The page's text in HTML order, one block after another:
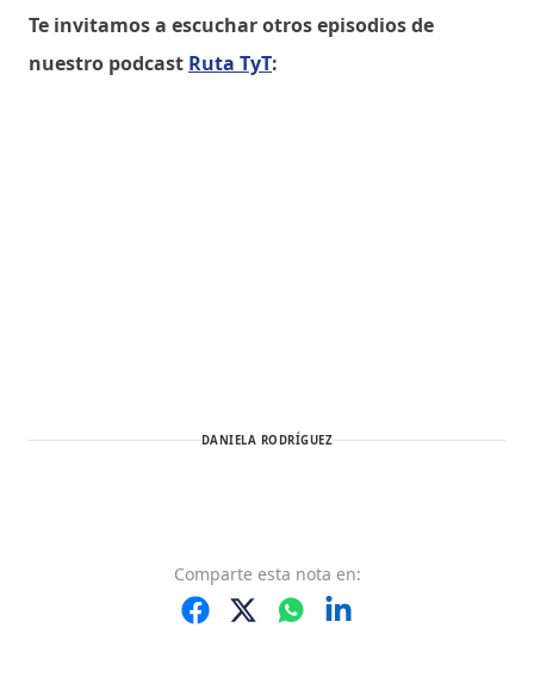
Te invitamos a escuchar otros episodios de
nuestro podcast Ruta TyT:
DANIELA RODRÍGUEZ
Comparte esta nota en: